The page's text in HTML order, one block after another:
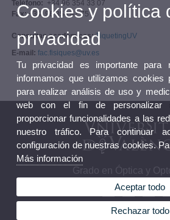
Teléfono: +34 96 354 33 07
Fax:+34 96 354 47 75
Consultas académicas: TiquetingUV
E-mail: fac.fisiques@uv.es
Grado en Óptica y
Cookies y política
privacidad
Tu privacidad es importante para
informamos que utilizamos cookies
para realizar análisis de uso y
web con el fin de personalizar
proporcionar funcionalidades a las
nuestro tráfico. Para continuar
configuración de nuestras cookies.
Más información
Aceptar todo
Rechazar todo